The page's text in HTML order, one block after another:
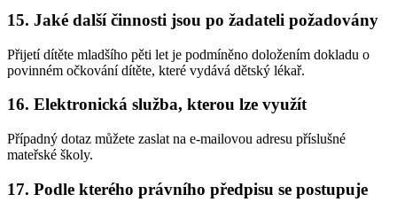
15. Jaké další činnosti jsou po žadateli požadovány
Přijetí dítěte mladšího pěti let je podmíněno doložením dokladu o
povinném očkování dítěte, které vydává dětský lékař.
16. Elektronická služba, kterou lze využít
Případný dotaz můžete zaslat na e-mailovou adresu příslušné
mateřské školy.
17. Podle kterého právního předpisu se postupuje